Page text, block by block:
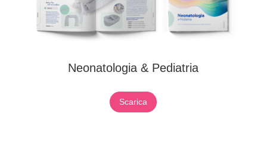
Neonatologia & Pediatria
Scarica